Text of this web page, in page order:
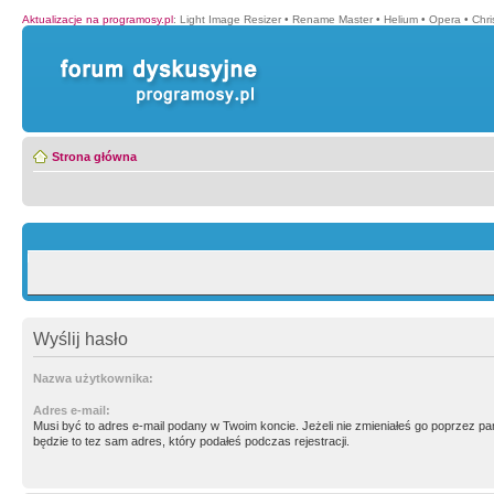
Aktualizacje na programosy.pl: Light Image Resizer • Rename Master • Helium • Opera •
Strona główna
Wyślij hasło
Nazwa użytkownika:
Adres e-mail:
Musi być to adres e-mail podany w Twoim koncie. Jeżeli nie zmieniałeś go poprzez
będzie to tez sam adres, który podałeś podczas rejestracji.